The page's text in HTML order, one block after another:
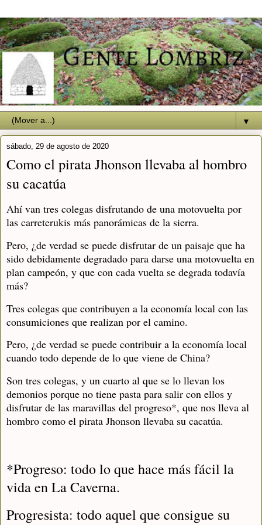
▼
sábado, 29 de agosto de 2020
Como el pirata Jhonson llevaba al hombro
su cacatúa
Ahí van tres colegas disfrutando de una motovuelta por
las carreterukis más panorámicas de la sierra.
Pero, ¿de verdad se puede disfrutar de un paisaje que ha
sido debidamente degradado para darse una motovuelta en
plan campeón, y que con cada vuelta se degrada todavía
más?
Tres colegas que contribuyen a la economía local con las
consumiciones que realizan por el camino.
Pero, ¿de verdad se puede contribuir a la economía local
cuando todo depende de lo que viene de China?
Son tres colegas, y un cuarto al que se lo llevan los
demonios porque no tiene pasta para salir con ellos y
disfrutar de las maravillas del progreso*, que nos lleva al
hombro como el pirata Jhonson llevaba su cacatúa.
*Progreso: todo lo que hace más fácil la
vida en La Caverna.
Progresista: todo aquel que consigue su